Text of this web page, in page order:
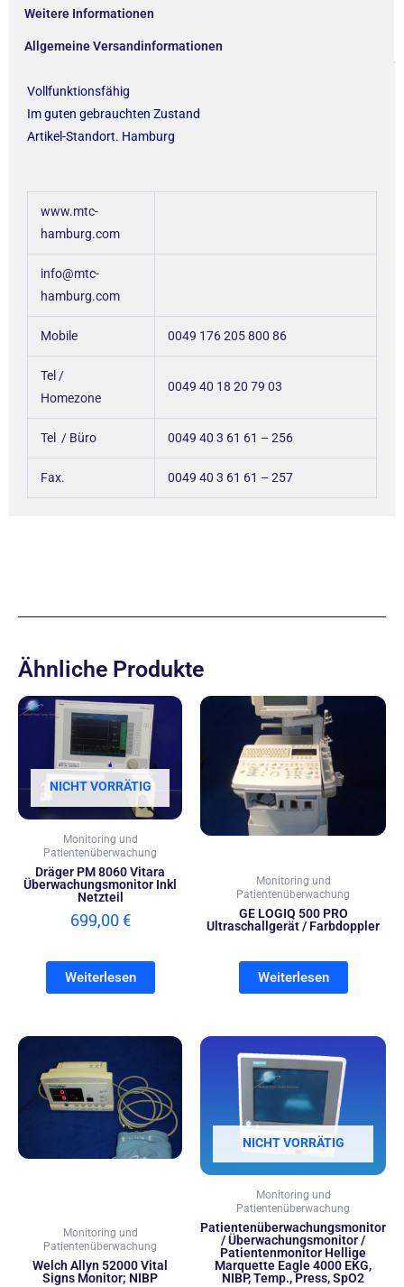
Weitere Informationen
Allgemeine Versandinformationen
Vollfunktionsfähig
Im guten gebrauchten Zustand
Artikel-Standort. Hamburg
www.mtc-
hamburg.com
info@mtc-
hamburg.com
Mobile 0049 176 205 800 86
Tel /
Homezone
0049 40 18 20 79 03
Tel / Büro 0049 40 3 61 61 – 256
Fax. 0049 40 3 61 61 – 257
Ähnliche Produkte
NICHT VORRÄTIG
Monitoring und
Patientenüberwachung
Dräger PM 8060 Vitara
Überwachungsmonitor Inkl
Netzteil
699,00€
Weiterlesen
Monitoring und
Patientenüberwachung
GE LOGIQ 500 PRO
Ultraschallgerät / Farbdoppler
Weiterlesen
Monitoring und
Patientenüberwachung
Welch Allyn 52000 Vital
Signs Monitor; NIBP
NICHT VORRÄTIG
Monitoring und
Patientenüberwachung
Patientenüberwachungsmonitor
/ Überwachungsmonitor /
Patientenmonitor Hellige
Marquette Eagle 4000 EKG,
NIBP, Temp., Press, SpO2